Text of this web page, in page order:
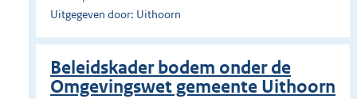
Uitgegeven door: Uithoorn
Beleidskader bodem onder de
Omgevingswet gemeente Uithoorn